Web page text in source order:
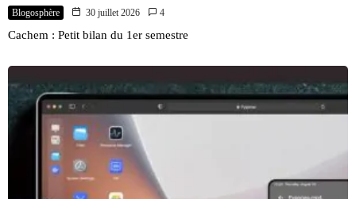
Blogosphère 30 juillet 2026 4
Cachem : Petit bilan du 1er semestre